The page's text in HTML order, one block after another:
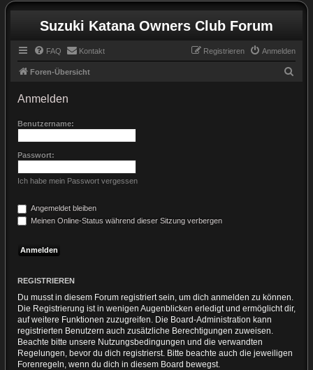
Suzuki Katana Owners Club Forum
FAQ Kontakt Anmelden
Registrieren
Foren-Übersicht
Anmelden
Benutzername:
Passwort:
Ich habe mein Passwort vergessen
Angemeldet bleiben
Meinen Online-Status während dieser Sitzung verbergen
REGISTRIEREN
Du musst in diesem Forum registriert sein, um dich anmelden zu können.
Die Registrierung ist in wenigen Augenblicken erledigt und ermöglicht dir,
auf weitere Funktionen zuzugreifen. Die Board-Administration kann
registrierten Benutzern auch zusätzliche Berechtigungen zuweisen.
Beachte bitte unsere Nutzungsbedingungen und die verwandten
Regelungen, bevor du dich registrierst. Bitte beachte auch die jeweiligen
Forenregeln, wenn du dich in diesem Board bewegst.